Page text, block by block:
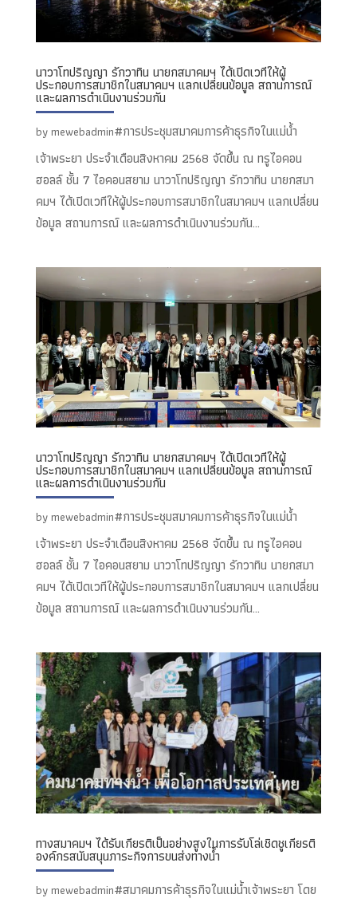
นาวาโทปริญญา รักวาทิน นายกสมาคมฯ ได้เปิดเวทีให้ผู้
ประกอบการสมาชิกในสมาคมฯ แลกเปลี่ยนข้อมูล สถานการณ์
และผลการดำเนินงานร่วมกัน
bymewebadmin#การประชุมสมาคมการค้าธุรกิจในแม่น้ำ
เจ้าพระยา ประจำเดือนสิงหาคม 2568 จัดขึ้น ณ ทรูไอคอน
ฮอลล์ ชั้น 7 ไอคอนสยาม นาวาโทปริญญา รักวาทิน นายกสมา
คมฯ ได้เปิดเวทีให้ผู้ประกอบการสมาชิกในสมาคมฯ แลกเปลี่ยน
ข้อมูล สถานการณ์ และผลการดำเนินงานร่วมกัน...
นาวาโทปริญญา รักวาทิน นายกสมาคมฯ ได้เปิดเวทีให้ผู้
ประกอบการสมาชิกในสมาคมฯ แลกเปลี่ยนข้อมูล สถานการณ์
และผลการดำเนินงานร่วมกัน
bymewebadmin#การประชุมสมาคมการค้าธุรกิจในแม่น้ำ
เจ้าพระยา ประจำเดือนสิงหาคม 2568 จัดขึ้น ณ ทรูไอคอน
ฮอลล์ ชั้น 7 ไอคอนสยาม นาวาโทปริญญา รักวาทิน นายกสมา
คมฯ ได้เปิดเวทีให้ผู้ประกอบการสมาชิกในสมาคมฯ แลกเปลี่ยน
ข้อมูล สถานการณ์ และผลการดำเนินงานร่วมกัน...
ทางสมาคมฯ ได้รับเกียรติเป็นอย่างสูงในการรับโล่เชิดชูเกียรติ
องค์กรสนับสนุนภาระกิจการขนส่งทางน้ำ
bymewebadmin#สมาคมการค้าธุรกิจในแม่น้ำเจ้าพระยา โดย